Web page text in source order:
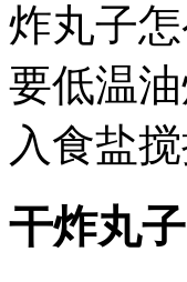
炸丸子
要低温
入食盐
干炸丸